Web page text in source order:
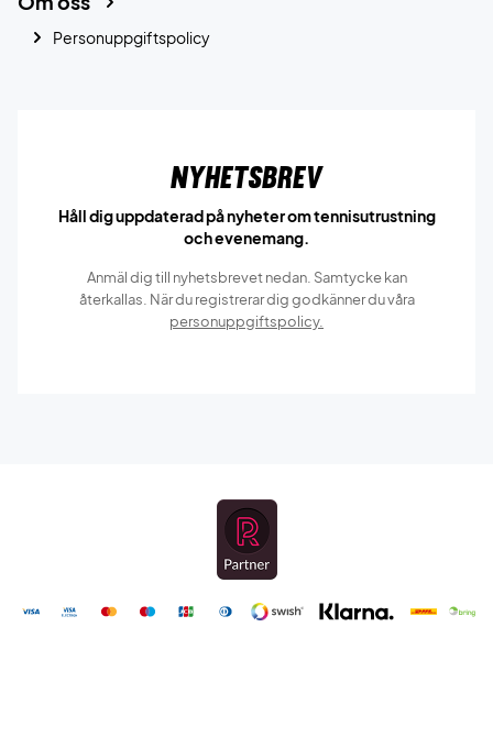
Personuppgiftspolicy
Nyhetsbrev
Håll dig uppdaterad på nyheter om tennisutrustning
och evenemang.
Anmäl dig till nyhetsbrevet nedan. Samtycke kan
återkallas. När du registrerar dig godkänner du våra
personuppgiftspolicy.